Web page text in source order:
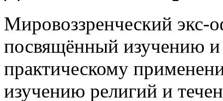
Мировоззренческий
посвящённый изучению
практическому
изучению религий и